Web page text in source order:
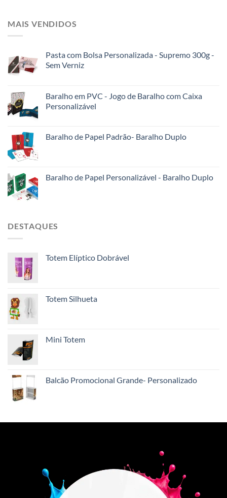
MAIS VENDIDOS
Pasta com Bolsa Personalizada - Supremo 300g -
Sem Verniz
Baralho em PVC - Jogo de Baralho com Caixa
Personalizável
Baralho de Papel Padrão- Baralho Duplo
Baralho de Papel Personalizável - Baralho Duplo
DESTAQUES
Totem Elíptico Dobrável
Totem Silhueta
Mini Totem
Balcão Promocional Grande- Personalizado